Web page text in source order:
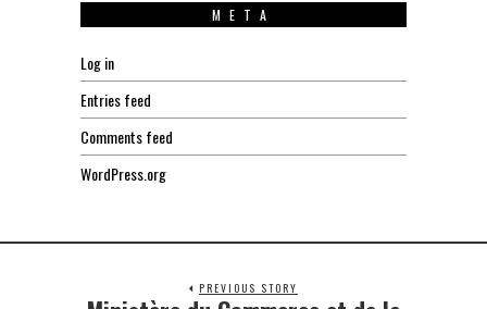
META
Log in
Entries feed
Comments feed
WordPress.org
PREVIOUS STORY